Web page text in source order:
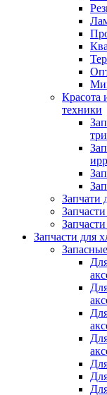
Красота
техники
Запчати
Запчасти для